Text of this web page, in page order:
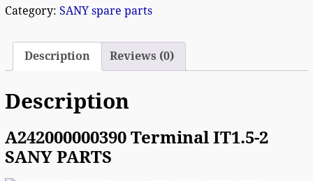
Category: SANY spare parts
Description Reviews (0)
Description
A242000000390 Terminal IT1.5-2
SANY PARTS